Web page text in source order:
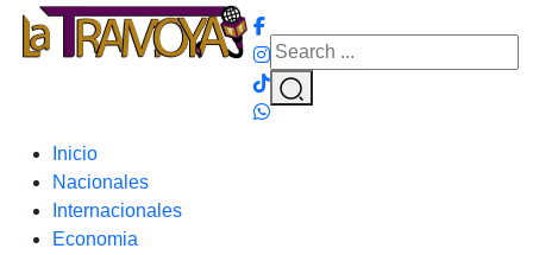
Inicio
Nacionales
Internacionales
Economia